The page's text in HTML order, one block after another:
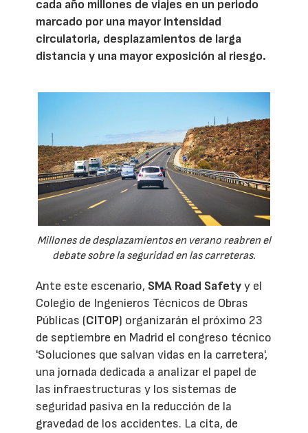
cada año millones de viajes en un periodo
marcado por una mayor intensidad
circulatoria, desplazamientos de larga
distancia y una mayor exposición al riesgo.
Millones de desplazamientos en verano reabren el
debate sobre la seguridad en las carreteras.
Ante este escenario, SMA Road Safetyy el
Colegio de Ingenieros Técnicos de Obras
Públicas (CITOP) organizarán el próximo 23
de septiembre en Madrid el congreso técnico
'Soluciones que salvan vidas en la carretera',
una jornada dedicada a analizar el papel de
las infraestructuras y los sistemas de
seguridad pasiva en la reducción de la
gravedad de los accidentes. La cita, de